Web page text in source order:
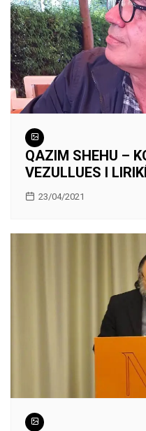
QAZIM SHEHU –
VEZULLUES I
23/04/2021